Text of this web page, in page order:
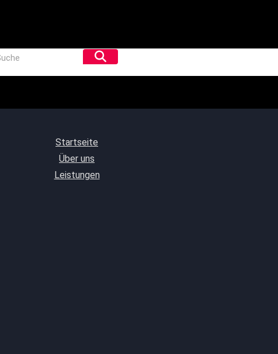
Startseite
Über uns
Leistungen